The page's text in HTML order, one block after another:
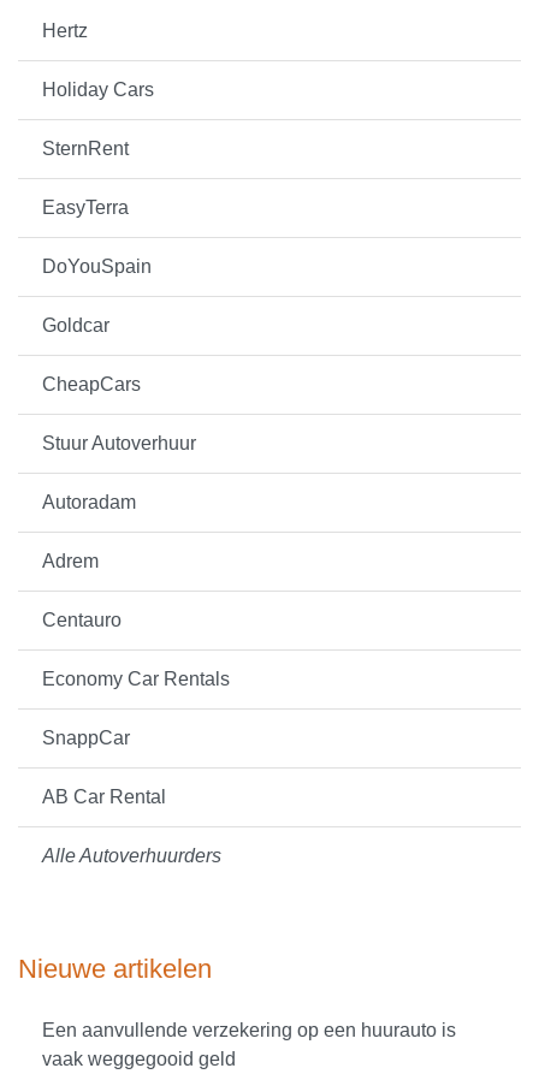
Hertz
Holiday Cars
SternRent
EasyTerra
DoYouSpain
Goldcar
CheapCars
Stuur Autoverhuur
Autoradam
Adrem
Centauro
Economy Car Rentals
SnappCar
AB Car Rental
Alle Autoverhuurders
Nieuwe artikelen
Een aanvullende verzekering op een huurauto is
vaak weggegooid geld